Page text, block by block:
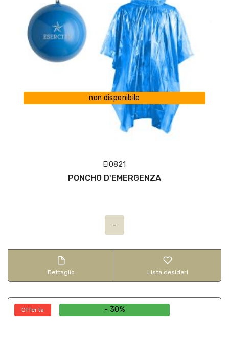
non disponibile
EI0821
PONCHO D'EMERGENZA
-
Dettaglio Lista desideri
Offerta - 30%